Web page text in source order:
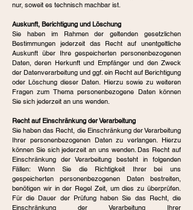
nur, soweit es technisch machbar ist.
Auskunft, Berichtigung und Löschung
Sie haben im Rahmen der geltenden gesetzlichen
Bestimmungen jederzeit das Recht auf unentgeltliche
Auskunft über Ihre gespeicherten personenbezogenen
Daten, deren Herkunft und Empfänger und den Zweck
der Datenverarbeitung und ggf. ein Recht auf Berichtigung
oder Löschung dieser Daten. Hierzu sowie zu weiteren
Fragen zum Thema personenbezogene Daten können
Sie sich jederzeit an uns wenden.
Recht auf Einschränkung der Verarbeitung
Sie haben das Recht, die Einschränkung der Verarbeitung
Ihrer personenbezogenen Daten zu verlangen. Hierzu
können Sie sich jederzeit an uns wenden. Das Recht auf
Einschränkung der Verarbeitung besteht in folgenden
Fällen: Wenn Sie die Richtigkeit Ihrer bei uns
gespeicherten personenbezogenen Daten bestreiten,
benötigen wir in der Regel Zeit, um dies zu überprüfen.
Für die Dauer der Prüfung haben Sie das Recht, die
Einschränkung der Verarbeitung Ihrer